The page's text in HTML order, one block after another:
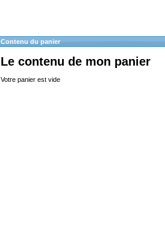
Contenu du panier
Le contenu de mon panier
Votre panier est vide